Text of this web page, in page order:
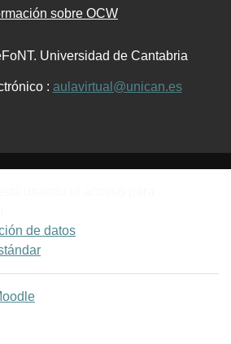
sobre OCW
Universidad de Cantabria
: aulavirtual@unican.es
usando el acceso para
de datos